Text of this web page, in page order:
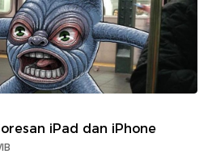
iPad dan iPhone